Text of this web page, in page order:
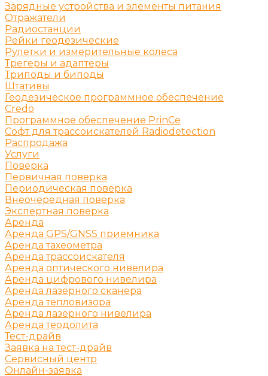
Зарядные устройства и элементы питания
Отражатели
Радиостанции
Рейки геодезические
Рулетки и измерительные колеса
Трегеры и адаптеры
Триподы и биподы
Штативы
Геодезическое программное обеспечение
Credo
Программное обеспечение PrinCe
Софт для трассоискателей Radiodetection
Распродажа
Услуги
Поверка
Первичная поверка
Периодическая поверка
Внеочередная поверка
Экспертная поверка
Аренда
Аренда GPS/GNSS приемника
Аренда тахеометра
Аренда трассоискателя
Аренда оптического нивелира
Аренда цифрового нивелира
Аренда лазерного сканера
Аренда тепловизора
Аренда лазерного нивелира
Аренда теодолита
Тест-драйв
Заявка на тест-драйв
Сервисный центр
Онлайн-заявка